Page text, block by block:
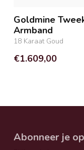
Goldmine
Armband
18 Karaat Goud
€1.609,00
Abonneer je